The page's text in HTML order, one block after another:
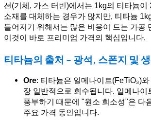
션(기체, 가스 터빈)에서는 1kg의 티타늄이
소재를 대체하는 경우가 많지만, 티타늄
들어지기 위해서는 많은 비용이 드는 가공
이것이 바로 프리미엄 가격의 핵심입니다.
티타늄의 출처 - 광석, 스폰지 및
Ore: 티타늄은 일메나이트(FeTiO₃)
장 일반적으로 회수됩니다. 일메나이
풍부하기 때문에 "원소 희소성"은 다
주요 가격 동인입니다.